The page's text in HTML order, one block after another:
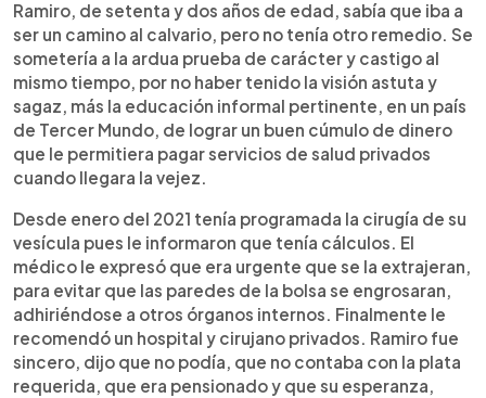
Escuchar artículo
Ramiro, de setenta y dos años de edad, sabía que iba a
ser un camino al calvario, pero no tenía otro remedio. Se
sometería a la ardua prueba de carácter y castigo al
mismo tiempo, por no haber tenido la visión astuta y
sagaz, más la educación informal pertinente, en un país
de Tercer Mundo, de lograr un buen cúmulo de dinero
que le permitiera pagar servicios de salud privados
cuando llegara la vejez.
Desde enero del 2021 tenía programada la cirugía de su
vesícula pues le informaron que tenía cálculos. El
médico le expresó que era urgente que se la extrajeran,
para evitar que las paredes de la bolsa se engrosaran,
adhiriéndose a otros órganos internos. Finalmente le
recomendó un hospital y cirujano privados. Ramiro fue
sincero, dijo que no podía, que no contaba con la plata
requerida, que era pensionado y que su esperanza,